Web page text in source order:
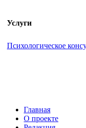
Услуги
Психологическое
Главная
О проекте